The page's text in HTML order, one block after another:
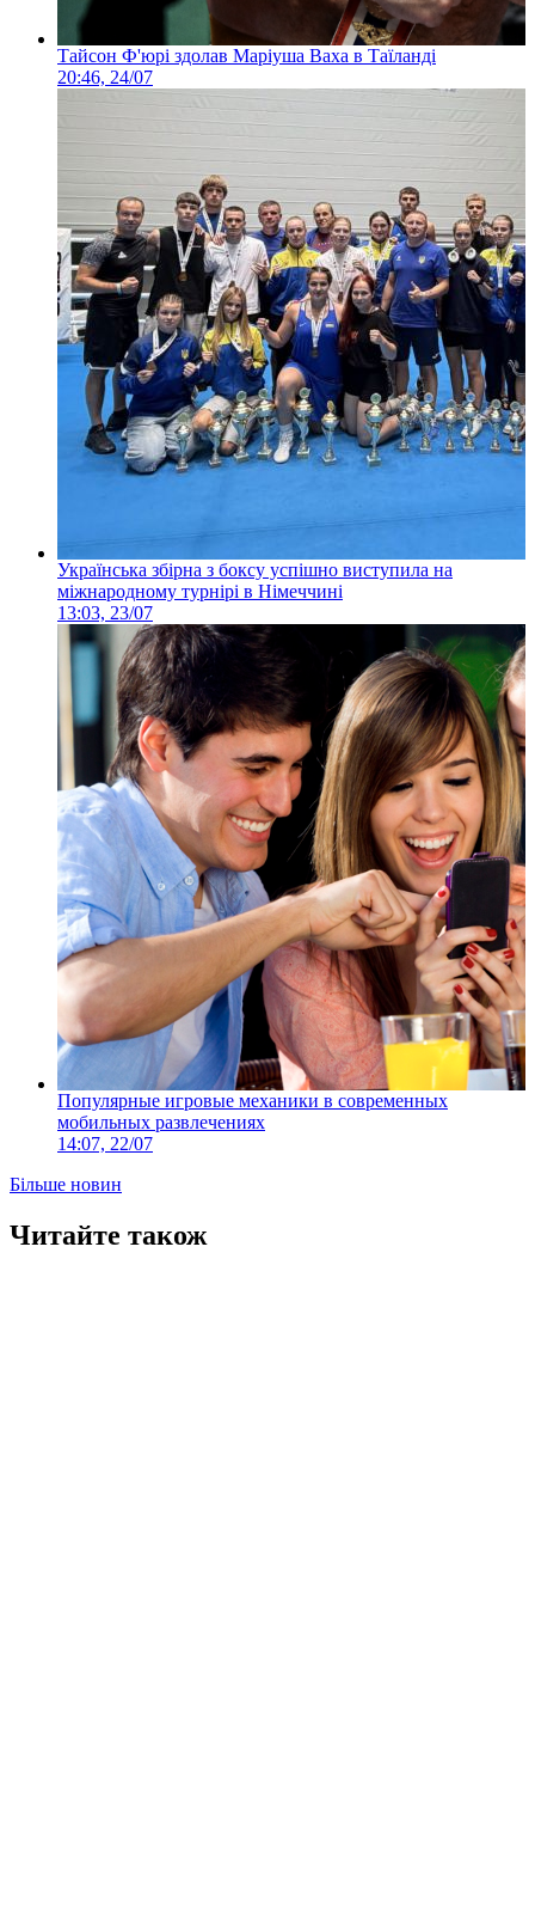
Тайсон Ф'юрі здолав Маріуша Ваха в Таїланді
20:46, 24/07
Українська збірна з боксу успішно виступила на
міжнародному турнірі в Німеччині
13:03, 23/07
Популярные игровые механики в современных
мобильных развлечениях
14:07, 22/07
Більше новин
Читайте також